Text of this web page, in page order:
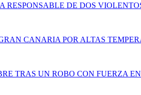
DE DOS
CANARIA POR ALTAS
TRAS UN ROBO CON FUERZA